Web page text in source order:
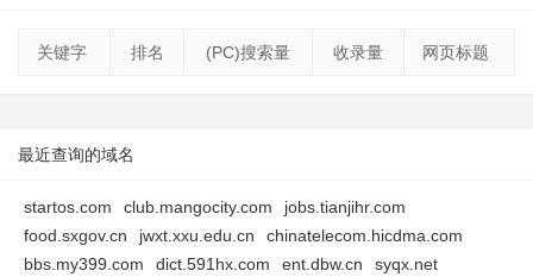
关键字 排名 (PC)搜索量 收录量 网页标题
最近查询的域名
startos.com club.mangocity.com
jobs.tianjihr.com
food.sxgov.cn
jwxt.xxu.edu.cn
chinatelecom.hicdma.com
bbs.my399.com
dict.591hx.com ent.dbw.cn
syqx.net